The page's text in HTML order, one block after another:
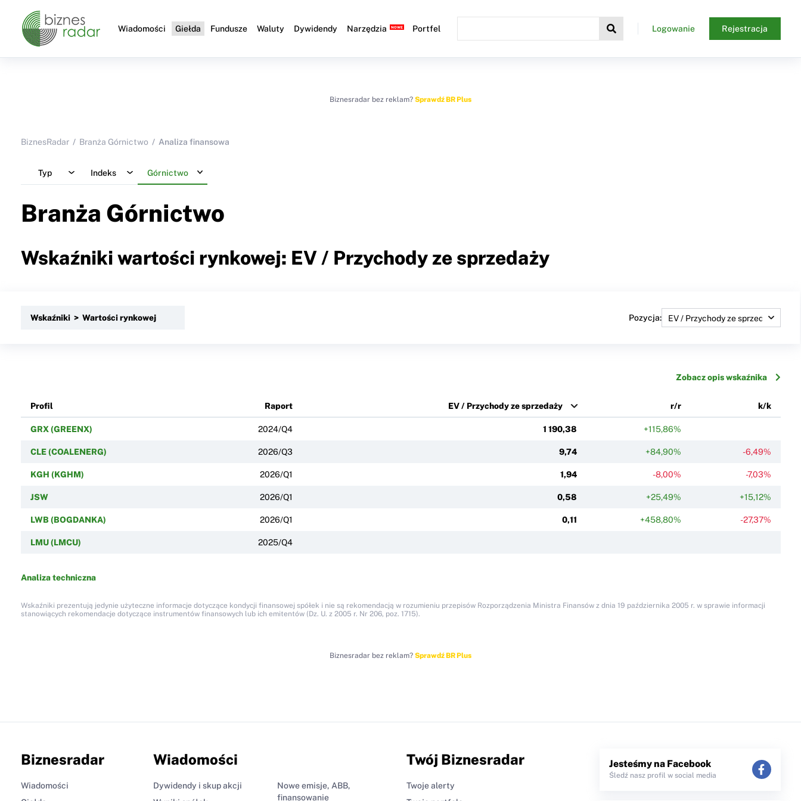
Wiadomości Giełda Fundusze Waluty Dywidendy Narzędzia Portfel Logowanie Rejestracja
Biznesradar bez reklam? Sprawdź BR Plus
BiznesRadar Branża Górnictwo Analiza finansowa
Typ Indeks Górnictwo
Branża Górnictwo
Wskaźniki wartości rynkowej: EV / Przychody ze sprzedaży
Wskaźniki > Wartości rynkowej Pozycja:
Zobacz opis wskaźnika
Profil Raport EV / Przychody ze sprzedaży r/r k/k
GRX (GREENX) 2024/Q4 1 190,38 +115,86%
CLE (COALENERG) 2026/Q3 9,74 +84,90% -6,49%
KGH (KGHM) 2026/Q1 1,94 -8,00% -7,03%
JSW 2026/Q1 0,58 +25,49% +15,12%
LWB (BOGDANKA) 2026/Q1 0,11 +458,80% -27,37%
LMU (LMCU) 2025/Q4
Analiza techniczna
Wskaźniki prezentują jedynie użyteczne informacje dotyczące kondycji finansowej spółek i nie są rekomendacją w rozumieniu przepisów Rozporządzenia Ministra Finansów z dnia 19 października 2005 r. w sprawie informacji
stanowiących rekomendacje dotyczące instrumentów finansowych lub ich emitentów (Dz. U. z 2005 r. Nr 206, poz. 1715).
Biznesradar bez reklam? Sprawdź BR Plus
Biznesradar
Wiadomości
Wiadomości
Dywidendy i skup akcji
Nowe emisje, ABB,
finansowanie
Twój Biznesradar
Twoje alerty
Jesteśmy na Facebook
Śledź nasz profil w social media